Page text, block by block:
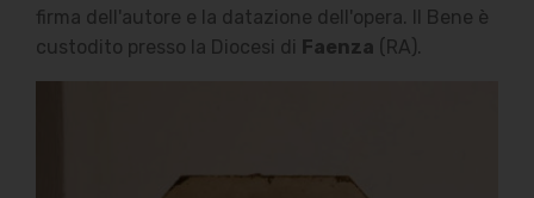
firma dell'autore e la datazione dell'opera. Il Bene è
custodito presso la Diocesi di Faenza (RA).